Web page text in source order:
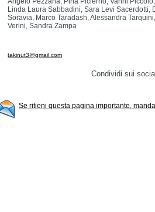
Linda Laura Sabbadini, Sara Levi Sacerdotti,
Soravia, Marco Taradash, Alessandra
Verini, Sandra Zampa
takinut3@gmail.com
Condividi sui
Se ritieni questa pagina importante,